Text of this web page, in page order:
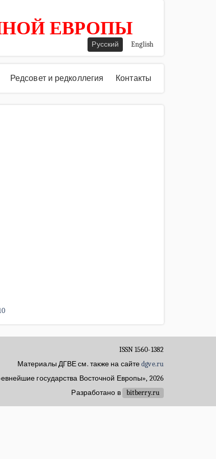
ЕВРОПЫ
Русский English
Редсовет и редколлегия Контакты
ISSN 1560-1382
Материалы ДГВЕ см. также на сайтеdgve.ru
государства Восточной Европы», 2026
Разработано в
bitberry.ru